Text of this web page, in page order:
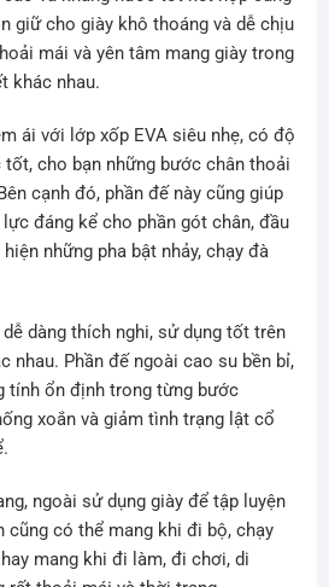
giữ cho giày khô thoáng và dễ chịu
mái và yên tâm mang giày trong
khác nhau.
ái với lớp xốp EVA siêu nhẹ, có độ
cho bạn những bước chân thoải
cạnh đó, phần đế này cũng giúp
đáng kể cho phần gót chân, đầu
những pha bật nhảy, chạy đà
dàng thích nghi, sử dụng tốt trên
nhau. Phần đế ngoài cao su bền bỉ,
tính ổn định trong từng bước
xoắn và giảm tình trạng lật cổ
ngoài sử dụng giày để tập luyện
cũng có thể mang khi đi bộ, chạy
mang khi đi làm, đi chơi, di